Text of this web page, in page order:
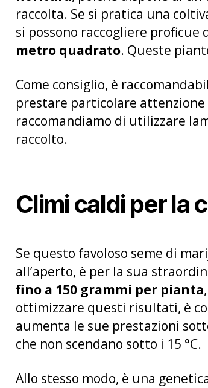
raccolta. Se si pratica una
si possono raccogliere
metro quadrato. Queste
Come consiglio, è
prestare particolare attenzione
raccomandiamo di utilizzare
raccolto.
Climi caldi per la
Se questo favoloso seme di
all’aperto, è per la sua
fino a 150 grammi per pianta
ottimizzare questi risultati, è
aumenta le sue prestazioni
che non scendano sotto i 15 °C.
Allo stesso modo, è una